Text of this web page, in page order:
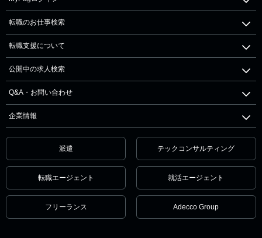
転職のお仕事検索
転職支援について
公開中の求人検索
Q&A・お問い合わせ
企業情報
派遣 テックコンサルティング
転職エージェント 就活エージェント
フリーランス Adecco Group